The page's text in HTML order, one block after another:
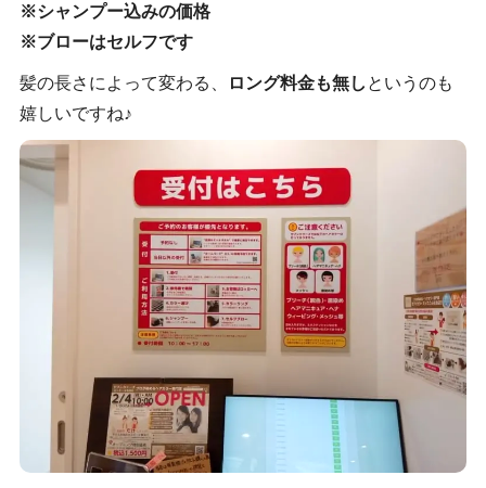
※シャンプー込みの価格
※ブローはセルフです
髪の長さによって変わる、 ロング料金も無し というのも
嬉しいですね♪